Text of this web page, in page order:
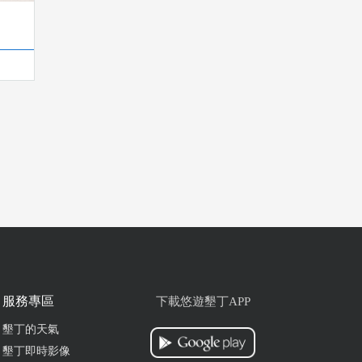
服務專區
墾丁的天氣
墾丁即時影像
下載悠遊墾丁APP